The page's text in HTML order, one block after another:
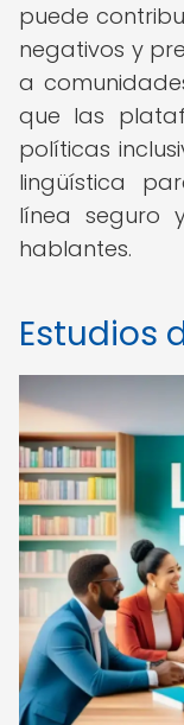
puede
negativos y
a
que las
políticas
lingüística
línea seguro
hablantes.
Estudios